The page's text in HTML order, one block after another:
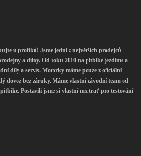
u profíků! Jsme jedni z největších prodejců
a dílny. Od roku 2010 na pitbike jezdíme a
díly a servis. Motorky máme pouze z oficiální
dovoz bez záruky. Máme vlastní závodní team od
Postavili jsme si vlastní mx trať pro testování